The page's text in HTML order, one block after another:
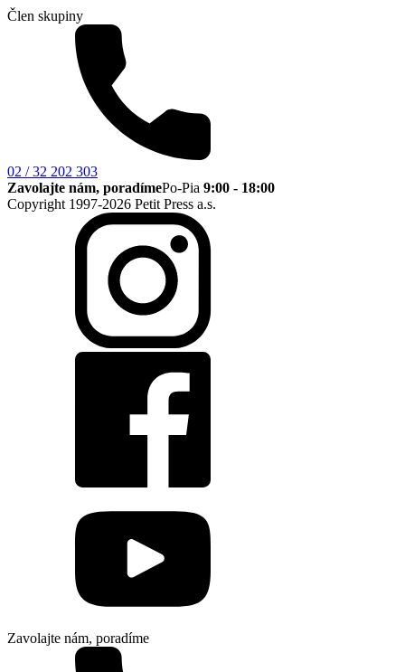
Člen skupiny
02 / 32 202 303
Zavolajte nám, poradímePo-Pia 9:00 - 18:00
Copyright 1997-2026 Petit Press a.s.
Zavolajte nám, poradíme